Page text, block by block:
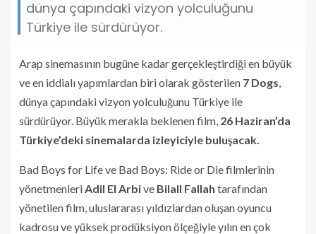
dünya çapındaki vizyon yolculuğunu
Türkiye ile sürdürüyor.
Arap sinemasının bugüne kadar gerçekleştirdiği en büyük
ve en iddialı yapımlardan biri olarak gösterilen 7 Dogs,
dünya çapındaki vizyon yolculuğunu Türkiye ile
sürdürüyor. Büyük merakla beklenen film, 26 Haziran’da
Türkiye’deki sinemalarda izleyiciyle buluşacak.
Bad Boys for Life ve Bad Boys: Ride or Die filmlerinin
yönetmenleriAdil El Arbive Bilall Fallah tarafından
yönetilen film, uluslararası yıldızlardan oluşan oyuncu
kadrosu ve yüksek prodüksiyon ölçeğiyle yılın en çok